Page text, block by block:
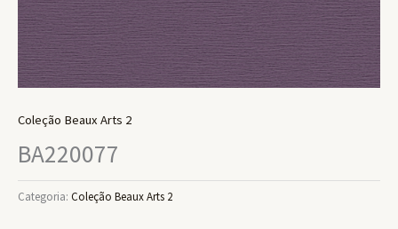
Coleção Beaux Arts 2
BA220077
Categoria: Coleção Beaux Arts 2